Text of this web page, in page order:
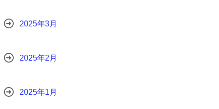
2025年3月
2025年2月
2025年1月